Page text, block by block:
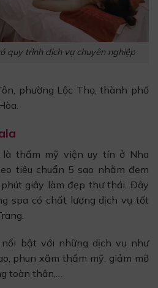
quy trình dịch vụ chuyên nghiệp
phường Lộc Thọ, thành phố
là thẩm mỹ viện uy tín ở Nha
tiêu chuẩn 5 sao nhằm đem
giây làm đẹp thư thái. Đây
spa có chất lượng dịch vụ tốt
bật với những dịch vụ như
phun xăm thẩm mỹ, giảm mỡ
toàn thân,…